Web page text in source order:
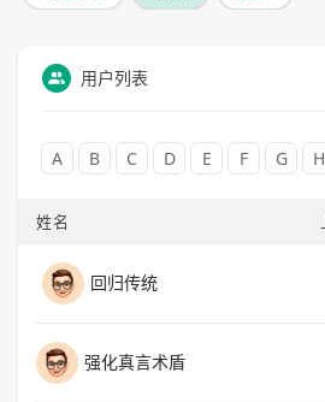
用户列表
A B C D E F G H
姓名
回归传统
强化真言术盾